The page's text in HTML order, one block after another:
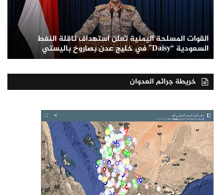
القوات المسلحة اليمنية تعلن استهداف ناقلة النفط
السعودية “Daisy” في خليج عدن بصاروخ باليستي
خريطة جرائم العدوان